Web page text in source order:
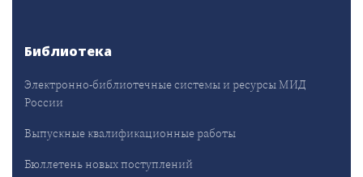
Библиотека
Электронно-библиотечные системы и ресурсы МИД
России
Выпускные квалификационные работы
Бюллетень новых поступлений